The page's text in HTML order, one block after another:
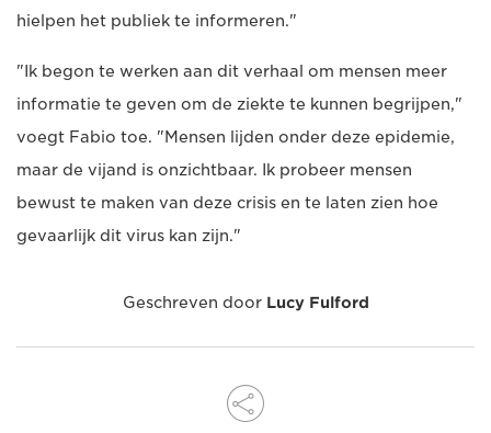
hielpen het publiek te informeren."
"Ik begon te werken aan dit verhaal om mensen meer
informatie te geven om de ziekte te kunnen begrijpen,"
voegt Fabio toe. "Mensen lijden onder deze epidemie,
maar de vijand is onzichtbaar. Ik probeer mensen
bewust te maken van deze crisis en te laten zien hoe
gevaarlijk dit virus kan zijn."
Geschreven door Lucy Fulford